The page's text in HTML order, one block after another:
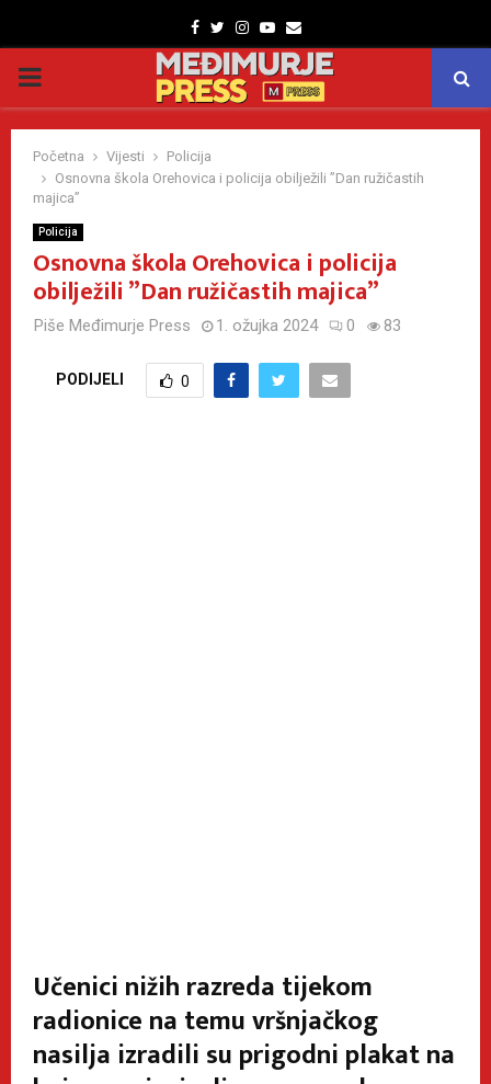
Facebook
TwitterInstagram
Youtube
Email
PRIMARY
MENU
Početna Vijesti
Policija
Osnovna škola Orehovica i policija obilježili ”Dan ružičastih
majica”
Policija
Osnovna škola Orehovica i policija
obilježili ”Dan ružičastih majica”
Piše Međimurje Press 1. ožujka 2024 0 83
PODIJELI 0
Učenici nižih razreda tijekom
radionice na temu vršnjačkog
nasilja izradili su prigodni plakat na